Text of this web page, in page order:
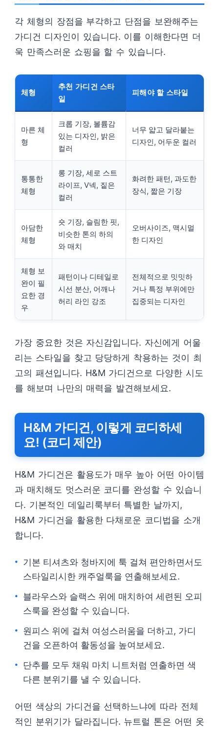
각 체형의 장점을 부각하고 단점을 보완해주는
가디건 디자인이 있습니다. 이를 이해한다면 더
욱 만족스러운 쇼핑을 할 수 있습니다.
체형
추천 가디건 스타
일
피해야 할 스타일
마른 체
형
크롭 기장, 볼륨감
있는 디자인, 밝은
컬러
너무 얇고 달라붙는
디자인, 어두운 컬러
통통한
체형
롱 기장, 세로 스트
라이프, V넥, 짙은
컬러
화려한 패턴, 과도한
장식, 짧은 기장
아담한
체형
숏 기장, 슬림한 핏,
비슷한 톤의 하의
와 매치
오버사이즈, 맥시멀
한 디자인
체형 보
완이 필
요한 경
우
패턴이나 디테일로
시선 분산, 어깨나
허리 라인 강조
전체적으로 밋밋하
거나 특정 부위에만
집중되는 디자인
가장 중요한 것은 자신감입니다. 자신에게 어울
리는 스타일을 찾고 당당하게 착용하는 것이 최
고의 패션입니다. H&M 가디건으로 다양한 시도
를 해보며 나만의 매력을 발견해보세요.
H&M 가디건, 이렇게 코디하세
요! (코디 제안)
H&M 가디건은 활용도가 매우 높아 어떤 아이템
과 매치해도 멋스러운 코디를 완성할 수 있습니
다. 기본적인 데일리룩부터 특별한 날까지,
H&M 가디건을 활용한 다채로운 코디법을 소개
합니다.
기본 티셔츠와 청바지에 툭 걸쳐 편안하면서도
스타일리시한 캐주얼룩을 연출해보세요.
블라우스와 슬랙스 위에 매치하여 세련된 오피
스룩을 완성할 수 있습니다.
원피스 위에 걸쳐 여성스러움을 더하고, 가디
건을 오픈하여 활동성을 높여보세요.
단추를 모두 채워 마치 니트처럼 연출하면 색
다른 분위기를 낼 수 있습니다.
어떤 색상의 가디건을 선택하느냐에 따라 전체
적인 분위기가 달라집니다. 뉴트럴 톤은 어떤 옷